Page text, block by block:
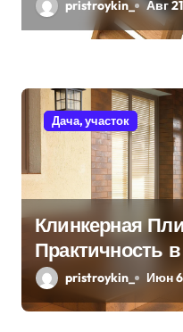
и
м
pristroykin_ Авг
Дача, участок
Клинкерная
Практичность
pristroykin_ Июн